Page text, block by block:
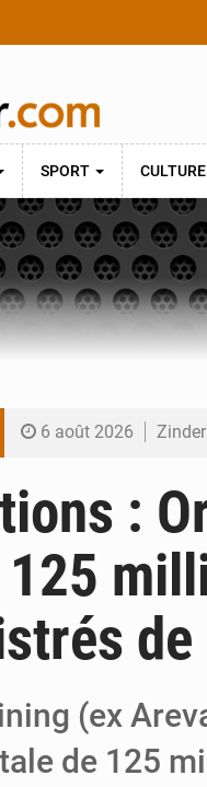
SPORT CULTURE
6 août 2026
6 août 2026 Niger
6 août 2026
5 août 2026 Tibiri
:
(ex
de 125